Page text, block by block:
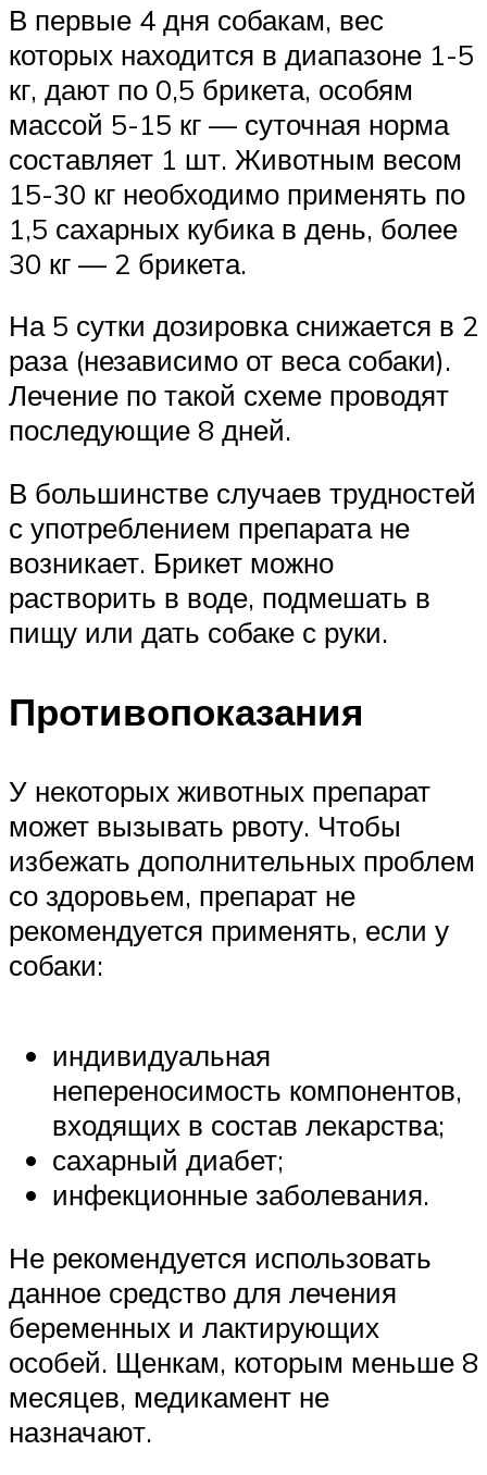
В первые 4 дня собакам, вес
которых находится в диапазоне 1-5
кг, дают по 0,5 брикета, особям
массой 5-15 кг — суточная норма
составляет 1 шт. Животным весом
15-30 кг необходимо применять по
1,5 сахарных кубика в день, более
30 кг — 2 брикета.
На 5 сутки дозировка снижается в 2
раза (независимо от веса собаки).
Лечение по такой схеме проводят
последующие 8 дней.
В большинстве случаев трудностей
с употреблением препарата не
возникает. Брикет можно
растворить в воде, подмешать в
пищу или дать собаке с руки.
Противопоказания
У некоторых животных препарат
может вызывать рвоту. Чтобы
избежать дополнительных проблем
со здоровьем, препарат не
рекомендуется применять, если у
собаки:
индивидуальная
непереносимость компонентов,
входящих в состав лекарства;
сахарный диабет;
инфекционные заболевания.
Не рекомендуется использовать
данное средство для лечения
беременных и лактирующих
особей. Щенкам, которым меньше 8
месяцев, медикамент не
назначают.